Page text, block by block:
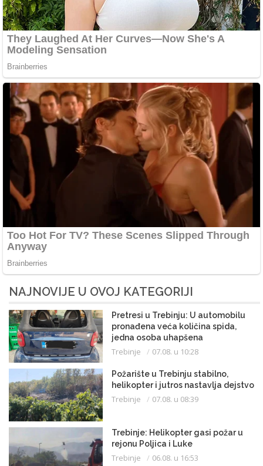
NAJNOVIJE U OVOJ KATEGORIJI
Pretresi u Trebinju: U automobilu
pronađena veća količina spida,
jedna osoba uhapšena
Trebinje 07.08. u 10:28
Požarište u Trebinju stabilno,
helikopter i jutros nastavlja dejstvo
Trebinje 07.08. u 08:39
Trebinje: Helikopter gasi požar u
rejonu Poljica i Luke
Trebinje 06.08. u 16:53